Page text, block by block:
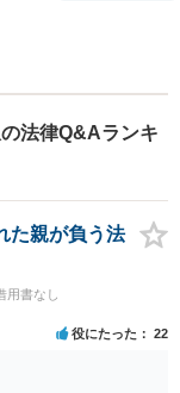
｜不
法律Q&Aランキ
た親が負う法
用書なし
役にたった 22